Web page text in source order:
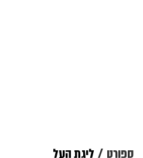
ספורט ליגת העל